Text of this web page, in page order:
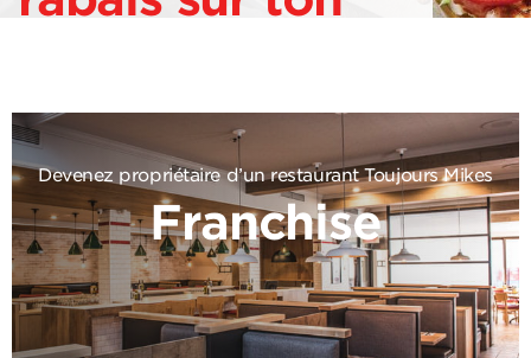
Devenez propriétaire d’un restaurant Toujours Mikes
Franchise